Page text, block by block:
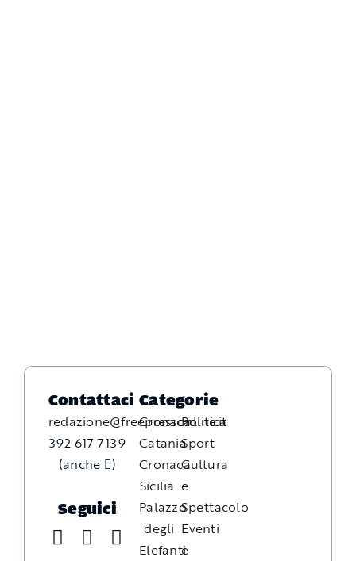
Contattaci
redazione@freepressonline.it
392 617 7139
(anche
)
Seguici
Categorie
Cronaca
Catania
Cronaca
Sicilia
Palazzo
degli
Elefanti
Politica
Sport
Cultura
e
Spettacolo
Eventi
e